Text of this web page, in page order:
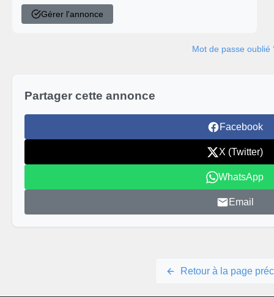
Gérer l'annonce
Mot de passe oublié
Partager cette annonce
Facebook
X (Twitter)
WhatsApp
Email
Retour à la page